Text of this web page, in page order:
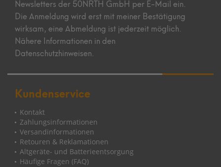
Newsletters der 50NRTH GmbH per E-Mail ein.
Die Anmeldung wird erst mit meiner Bestätigung
wirksam, eine Abmeldung ist jederzeit möglich.
Nähere Informationen in den
Datenschutzhinweisen.
Kundenservice
Kontakt
Zahlungsinformationen
Versandinformationen
Retouren & Reklamationen
Altgeräte- und Batterieentsorgung
Häufige Fragen (FAQ)